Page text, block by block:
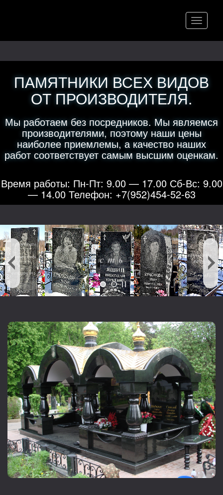
Меню
ПАМЯТНИКИ ВСЕХ ВИДОВ
ОТ ПРОИЗВОДИТЕЛЯ.
Мы работаем без посредников. Мы являемся
производителями, поэтому наши цены
наиболее приемлемы, а качество наших
работ соответствует самым высшим оценкам.
Время работы: Пн-Пт: 9.00 — 17.00 Сб-Вс: 9.00
— 14.00 Телефон: +7(952)454-52-63